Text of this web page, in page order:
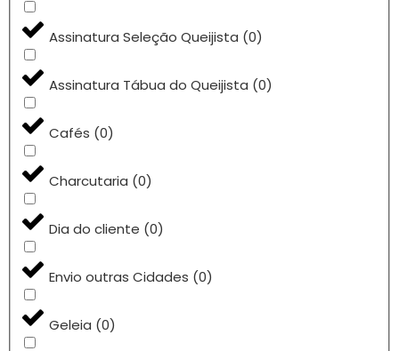
Assinatura Seleção Queijista (0)
Assinatura Tábua do Queijista (0)
Cafés (0)
Charcutaria (0)
Dia do cliente (0)
Envio outras Cidades (0)
Geleia (0)